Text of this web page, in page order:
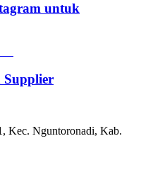
untuk
Supplier
Kec. Nguntoronadi, Kab.